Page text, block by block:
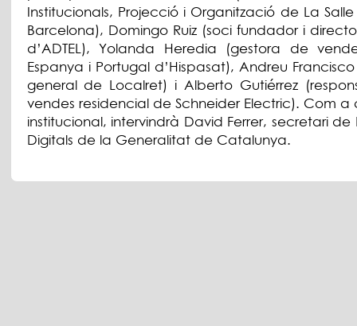
Institucionals, Projecció i Organització de La
Barcelona), Domingo Ruiz (soci fundador i
d’ADTEL), Yolanda Heredia (gestora de
Espanya i Portugal d’Hispasat), Andreu
general de Localret) i Alberto Gutiérrez
vendes residencial de Schneider Electric). Com a
institucional, intervindrà David Ferrer, secretari de
Digitals de la Generalitat de Catalunya.